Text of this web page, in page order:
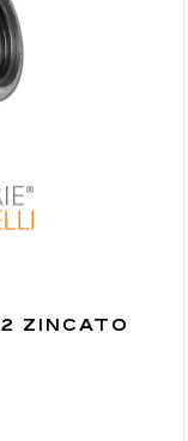
ZINCATO